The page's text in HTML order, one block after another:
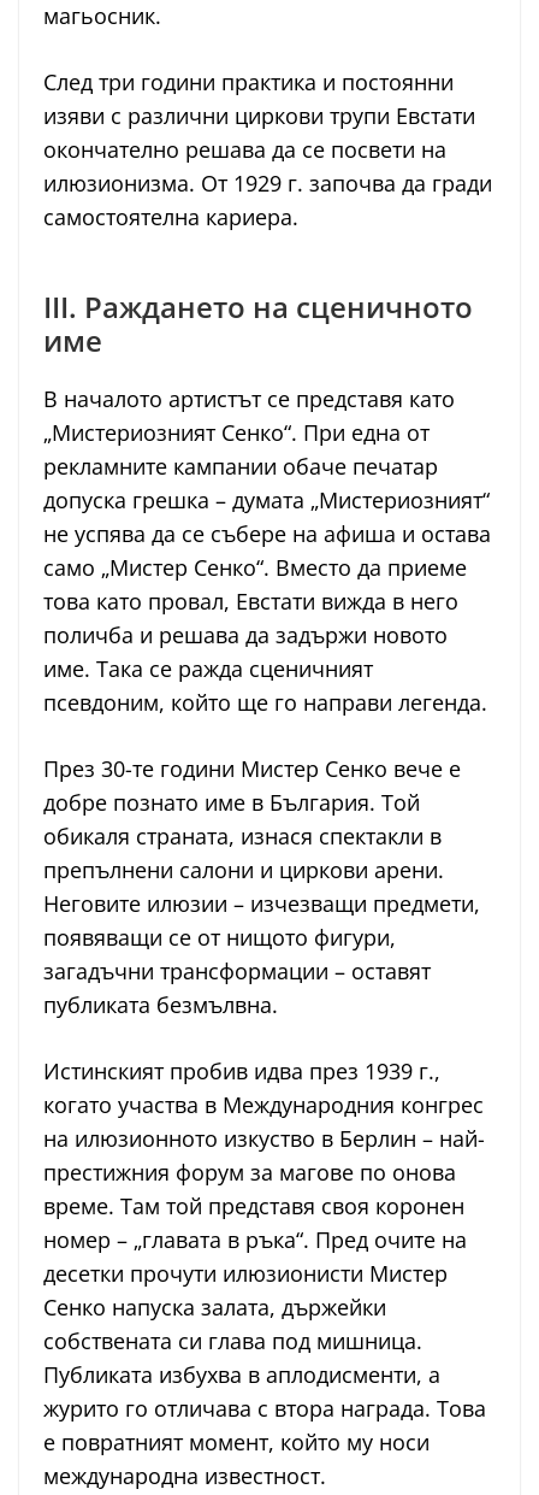
магьосник.
След три години практика и постоянни
изяви с различни циркови трупи Евстати
окончателно решава да се посвети на
илюзионизма. От 1929 г. започва да гради
самостоятелна кариера.
III. Раждането на сценичното
име
В началото артистът се представя като
„Мистериозният Сенко“. При една от
рекламните кампании обаче печатар
допуска грешка – думата „Мистериозният“
не успява да се събере на афиша и остава
само „Мистер Сенко“. Вместо да приеме
това като провал, Евстати вижда в него
поличба и решава да задържи новото
име. Така се ражда сценичният
псевдоним, който ще го направи легенда.
През 30-те години Мистер Сенко вече е
добре познато име в България. Той
обикаля страната, изнася спектакли в
препълнени салони и циркови арени.
Неговите илюзии – изчезващи предмети,
появяващи се от нищото фигури,
загадъчни трансформации – оставят
публиката безмълвна.
Истинският пробив идва през 1939 г.,
когато участва в Международния конгрес
на илюзионното изкуство в Берлин – най-
престижния форум за магове по онова
време. Там той представя своя коронен
номер – „главата в ръка“. Пред очите на
десетки прочути илюзионисти Мистер
Сенко напуска залата, държейки
собствената си глава под мишница.
Публиката избухва в аплодисменти, а
журито го отличава с втора награда. Това
е повратният момент, който му носи
международна известност.